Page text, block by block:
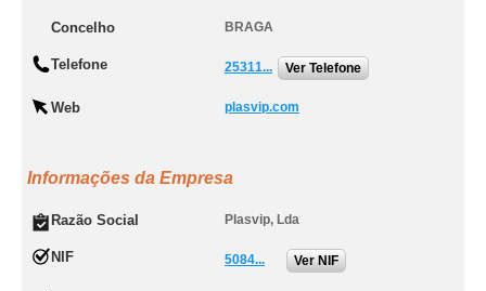
Concelho BRAGA
Telefone 25311... Ver Telefone
Web plasvip.com
Informações da Empresa
Razão Social Plasvip, Lda
NIF 5084... Ver NIF